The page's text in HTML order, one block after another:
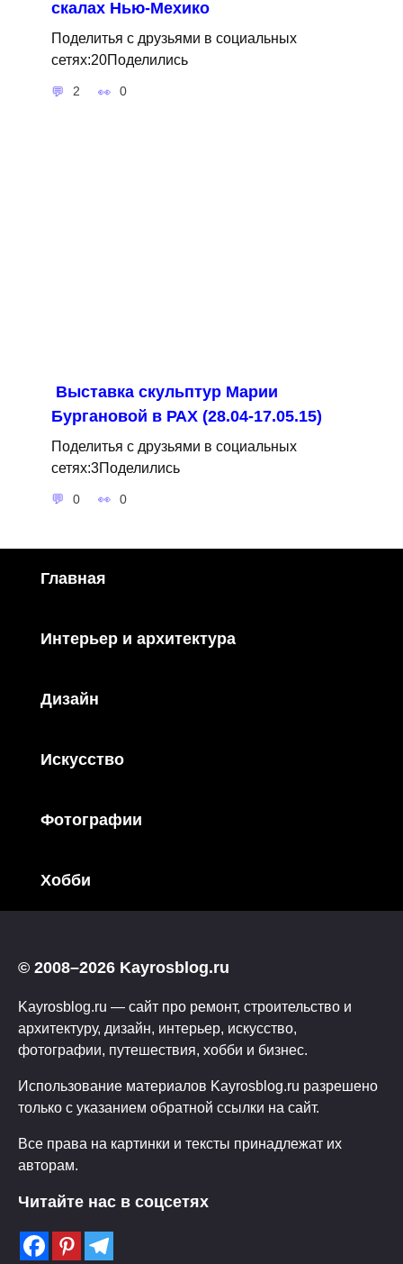
скалах Нью-Мехико
Поделитья с друзьями в социальных
сетях:20Поделились
2 0
Выставка скульптур Марии
Бургановой в РАХ (28.04-17.05.15)
Поделитья с друзьями в социальных
сетях:3Поделились
0 0
Главная
Интерьер и архитектура
Дизайн
Искусство
Фотографии
Хобби
© 2008–2026 Kayrosblog.ru
Kayrosblog.ru — сайт про ремонт, строительство и
архитектуру, дизайн, интерьер, искусство,
фотографии, путешествия, хобби и бизнес.
Использование материалов Kayrosblog.ru разрешено
только с указанием обратной ссылки на сайт.
Все права на картинки и тексты принадлежат их
авторам.
Читайте нас в соцсетях